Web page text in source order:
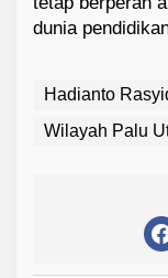
dunia
Hadianto
Wilayah Palu